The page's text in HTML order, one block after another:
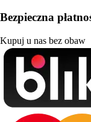
Bezpieczna
Kupuj u nas bez obaw